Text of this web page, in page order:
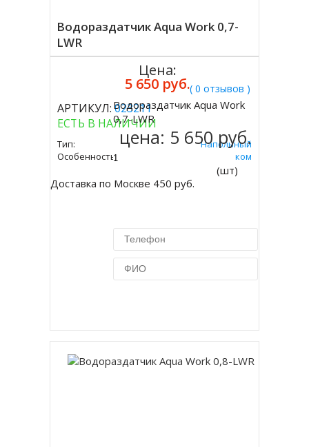
Водораздатчик Aqua Work 0,7-
LWR
( 0 отзывов )
АРТИКУЛ:023211
ЕСТЬ В НАЛИЧИИ
Тип:
Напольный
Особенность:
Со Шкафчиком
Доставка по Москве 450 руб.
Цена:
5 650 руб.
Купить
Водораздатчик Aqua Work
0,7-LWR
цена: 5 650 руб.
(шт)